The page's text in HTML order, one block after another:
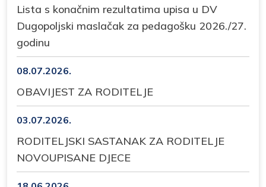
Lista s konačnim rezultatima upisa u DV
Dugopoljski maslačak za pedagošku 2026./27.
godinu
08.07.2026.
OBAVIJEST ZA RODITELJE
03.07.2026.
RODITELJSKI SASTANAK ZA RODITELJE
NOVOUPISANE DJECE